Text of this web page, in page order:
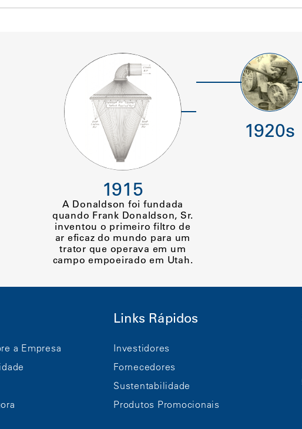
1915
A Donaldson foi fundada
quando Frank Donaldson, Sr.
inventou o primeiro filtro de
ar eficaz do mundo para um
trator que operava em um
campo empoeirado em Utah.
1920s
a Empresa
Links Rápidos
Investidores
Fornecedores
Sustentabilidade
Produtos Promocionais